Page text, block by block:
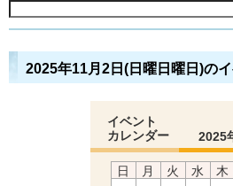
2025年11月2日(日曜日曜日)の
イベント
カレンダー
2025
日 月 火 水 木